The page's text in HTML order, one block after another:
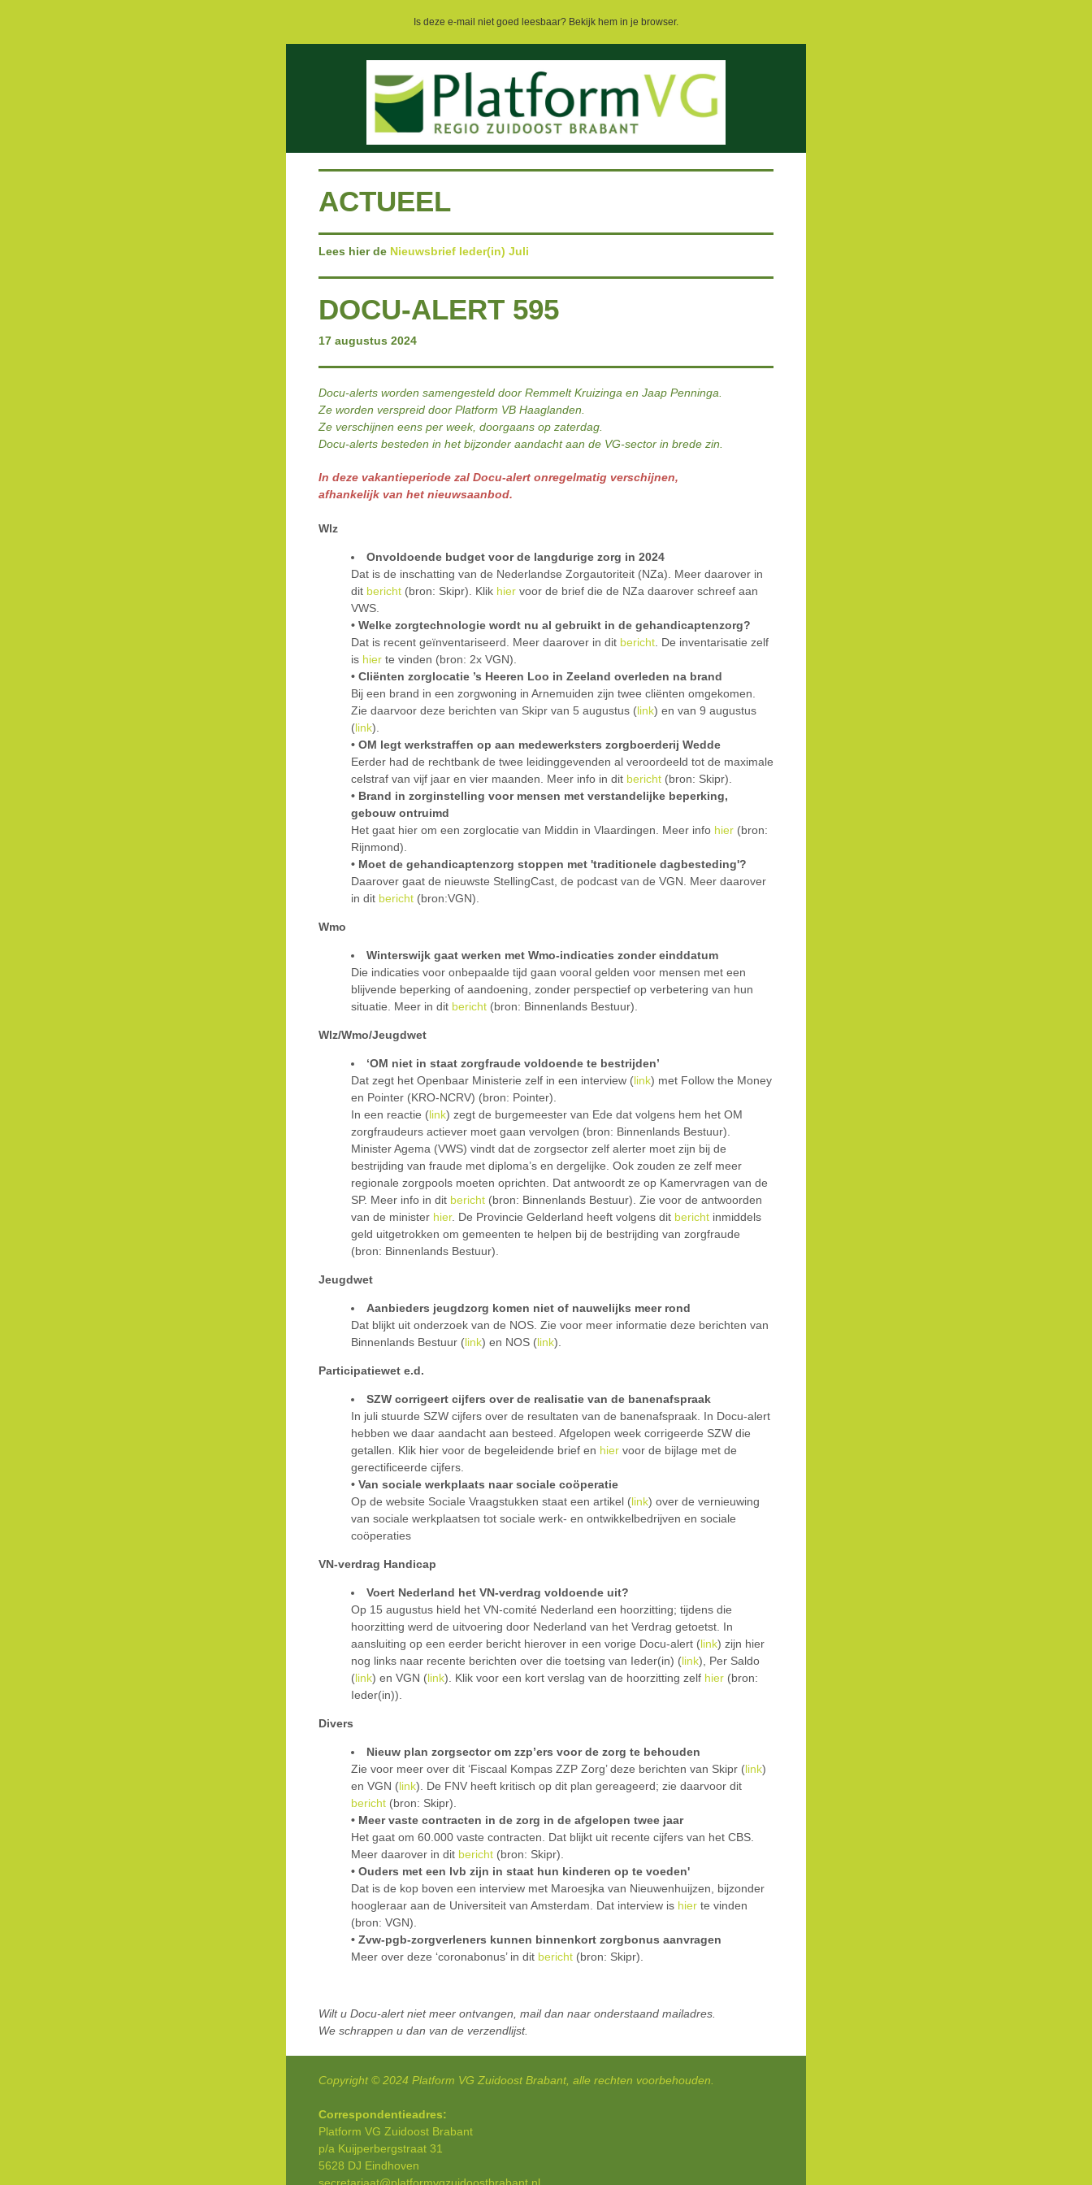
Is deze e-mail niet goed leesbaar? Bekijk hem in je browser.
ACTUEEL
Lees hier de Nieuwsbrief Ieder(in) Juli
DOCU-ALERT 595
17 augustus 2024
Docu-alerts worden samengesteld door Remmelt Kruizinga en Jaap Penninga.
Ze worden verspreid door Platform VB Haaglanden.
Ze verschijnen eens per week, doorgaans op zaterdag.
Docu-alerts besteden in het bijzonder aandacht aan de VG-sector in brede zin.
In deze vakantieperiode zal Docu-alert onregelmatig verschijnen,
afhankelijk van het nieuwsaanbod.
Wlz
Onvoldoende budget voor de langdurige zorg in 2024
Dat is de inschatting van de Nederlandse Zorgautoriteit (NZa). Meer daarover in
dit bericht (bron: Skipr). Klik hier voor de brief die de NZa daarover schreef aan
VWS.
• Welke zorgtechnologie wordt nu al gebruikt in de gehandicaptenzorg?
Dat is recent geïnventariseerd. Meer daarover in dit bericht . De inventarisatie zelf
is hier te vinden (bron: 2x VGN).
• Cliënten zorglocatie ’s Heeren Loo in Zeeland overleden na brand
Bij een brand in een zorgwoning in Arnemuiden zijn twee cliënten omgekomen.
Zie daarvoor deze berichten van Skipr van 5 augustus (link) en van 9 augustus
(link).
• OM legt werkstraffen op aan medewerksters zorgboerderij Wedde
Eerder had de rechtbank de twee leidinggevenden al veroordeeld tot de maximale
celstraf van vijf jaar en vier maanden. Meer info in dit bericht (bron: Skipr).
• Brand in zorginstelling voor mensen met verstandelijke beperking,
gebouw ontruimd
Het gaat hier om een zorglocatie van Middin in Vlaardingen. Meer info hier (bron:
Rijnmond).
• Moet de gehandicaptenzorg stoppen met 'traditionele dagbesteding'?
Daarover gaat de nieuwste StellingCast, de podcast van de VGN. Meer daarover
in dit bericht (bron:VGN).
Wmo
Winterswijk gaat werken met Wmo-indicaties zonder einddatum
Die indicaties voor onbepaalde tijd gaan vooral gelden voor mensen met een
blijvende beperking of aandoening, zonder perspectief op verbetering van hun
situatie. Meer in dit bericht (bron: Binnenlands Bestuur).
Wlz/Wmo/Jeugdwet
‘OM niet in staat zorgfraude voldoende te bestrijden’
Dat zegt het Openbaar Ministerie zelf in een interview (link) met Follow the Money
en Pointer (KRO-NCRV) (bron: Pointer).
In een reactie (link) zegt de burgemeester van Ede dat volgens hem het OM
zorgfraudeurs actiever moet gaan vervolgen (bron: Binnenlands Bestuur).
Minister Agema (VWS) vindt dat de zorgsector zelf alerter moet zijn bij de
bestrijding van fraude met diploma’s en dergelijke. Ook zouden ze zelf meer
regionale zorgpools moeten oprichten. Dat antwoordt ze op Kamervragen van de
SP. Meer info in dit bericht (bron: Binnenlands Bestuur). Zie voor de antwoorden
van de minister hier. De Provincie Gelderland heeft volgens dit bericht inmiddels
geld uitgetrokken om gemeenten te helpen bij de bestrijding van zorgfraude
(bron: Binnenlands Bestuur).
Jeugdwet
Aanbieders jeugdzorg komen niet of nauwelijks meer rond
Dat blijkt uit onderzoek van de NOS. Zie voor meer informatie deze berichten van
Binnenlands Bestuur (link) en NOS (link).
Participatiewet e.d.
SZW corrigeert cijfers over de realisatie van de banenafspraak
In juli stuurde SZW cijfers over de resultaten van de banenafspraak. In Docu-alert
hebben we daar aandacht aan besteed. Afgelopen week corrigeerde SZW die
getallen. Klik hier voor de begeleidende brief en hier voor de bijlage met de
gerectificeerde cijfers.
• Van sociale werkplaats naar sociale coöperatie
Op de website Sociale Vraagstukken staat een artikel (link) over de vernieuwing
van sociale werkplaatsen tot sociale werk- en ontwikkelbedrijven en sociale
coöperaties
VN-verdrag Handicap
Voert Nederland het VN-verdrag voldoende uit?
Op 15 augustus hield het VN-comité Nederland een hoorzitting; tijdens die
hoorzitting werd de uitvoering door Nederland van het Verdrag getoetst. In
aansluiting op een eerder bericht hierover in een vorige Docu-alert (link) zijn hier
nog links naar recente berichten over die toetsing van Ieder(in) (link), Per Saldo
(link) en VGN (link). Klik voor een kort verslag van de hoorzitting zelf hier (bron:
Ieder(in)).
Divers
Nieuw plan zorgsector om zzp’ers voor de zorg te behouden
Zie voor meer over dit ‘Fiscaal Kompas ZZP Zorg’ deze berichten van Skipr (link)
en VGN (link). De FNV heeft kritisch op dit plan gereageerd; zie daarvoor dit
bericht (bron: Skipr).
• Meer vaste contracten in de zorg in de afgelopen twee jaar
Het gaat om 60.000 vaste contracten. Dat blijkt uit recente cijfers van het CBS.
Meer daarover in dit bericht (bron: Skipr).
• Ouders met een lvb zijn in staat hun kinderen op te voeden'
Dat is de kop boven een interview met Maroesjka van Nieuwenhuijzen, bijzonder
hoogleraar aan de Universiteit van Amsterdam. Dat interview is hier te vinden
(bron: VGN).
• Zvw-pgb-zorgverleners kunnen binnenkort zorgbonus aanvragen
Meer over deze ‘coronabonus’ in dit bericht (bron: Skipr).
Wilt u Docu-alert niet meer ontvangen, mail dan naar onderstaand mailadres.
We schrappen u dan van de verzendlijst.
Copyright © 2024 Platform VG Zuidoost Brabant, alle rechten voorbehouden.
Correspondentieadres:
Platform VG Zuidoost Brabant
p/a Kuijperbergstraat 31
5628 DJ Eindhoven